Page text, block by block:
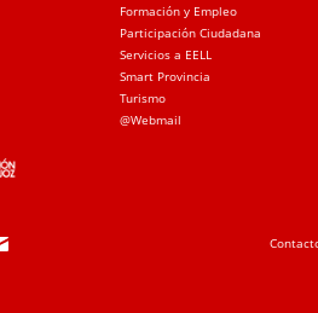
Formación y Empleo
Participación Ciudadana
Servicios a EELL
Smart Provincia
Turismo
@Webmail